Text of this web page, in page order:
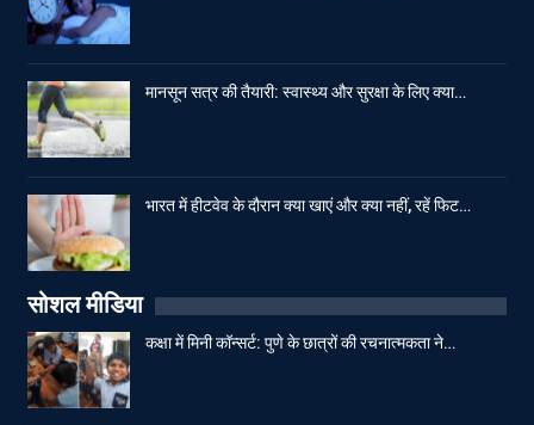
मानसून सत्र की तैयारी: स्वास्थ्य और सुरक्षा के लिए क्या…
भारत में हीटवेव के दौरान क्या खाएं और क्या नहीं, रहें फिट…
सोशल मीडिया
कक्षा में मिनी कॉन्सर्ट: पुणे के छात्रों की रचनात्मकता ने…